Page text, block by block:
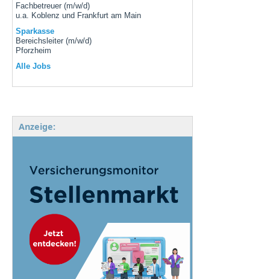
Fachbetreuer (m/w/d)
u.a. Koblenz und Frankfurt am Main
Sparkasse
Bereichsleiter (m/w/d)
Pforzheim
Alle Jobs
Anzeige: